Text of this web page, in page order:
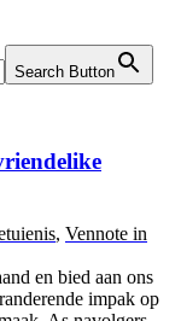
Search Button
, Vennote in
en bied aan ons
impak op